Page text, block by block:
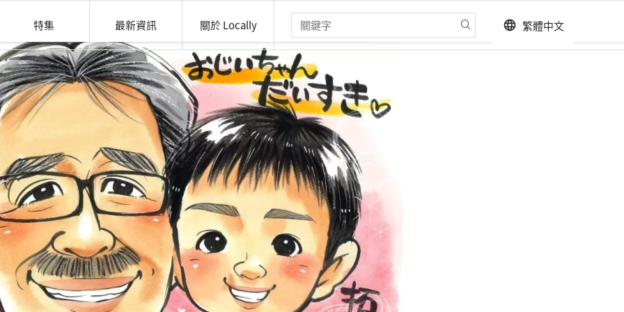
特集 最新資訊 關於 Locally language 繁體中文